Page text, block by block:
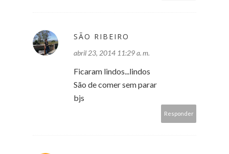
SÃO RIBEIRO
abril 23, 2014 11:29 a. m.
Ficaram lindos...lindos
São de comer sem parar
bjs
Responder